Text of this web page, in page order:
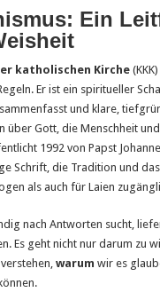
Ein
katholischen Kirche
Er ist ein spiritueller
und klare,
über Gott, die Menschheit
1992 von Papst
Schrift, die Tradition und
als auch für Laien
nach Antworten sucht,
Es geht nicht nur darum zu
warum wir es